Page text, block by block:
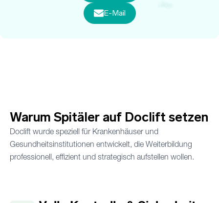
E-Mail
Warum Spitäler auf Doclift setzen
Doclift wurde speziell für Krankenhäuser und
Gesundheitsinstitutionen entwickelt, die Weiterbildung
professionell, effizient und strategisch aufstellen wollen.